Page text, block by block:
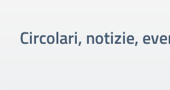
Circolari, notizie,